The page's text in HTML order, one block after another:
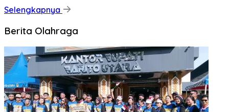
Selengkapnya
Berita Olahraga